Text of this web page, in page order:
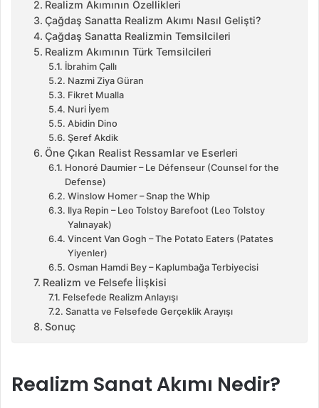
Realizm Akımının Özellikleri
Çağdaş Sanatta Realizm Akımı Nasıl Gelişti?
Çağdaş Sanatta Realizmin Temsilcileri
Realizm Akımının Türk Temsilcileri
İbrahim Çallı
Nazmi Ziya Güran
Fikret Mualla
Nuri İyem
Abidin Dino
Şeref Akdik
Öne Çıkan Realist Ressamlar ve Eserleri
Honoré Daumier – Le Défenseur (Counsel for the
Defense)
Winslow Homer – Snap the Whip
Ilya Repin – Leo Tolstoy Barefoot (Leo Tolstoy
Yalınayak)
Vincent Van Gogh – The Potato Eaters (Patates
Yiyenler)
Osman Hamdi Bey – Kaplumbağa Terbiyecisi
Realizm ve Felsefe İlişkisi
Felsefede Realizm Anlayışı
Sanatta ve Felsefede Gerçeklik Arayışı
Sonuç
Realizm Sanat Akımı Nedir?